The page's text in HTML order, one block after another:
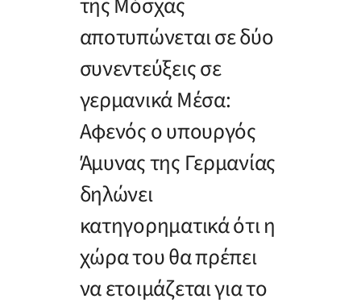
αποτυπώνεται σε δύο
συνεντεύξεις σε
γερμανικά Μέσα:
Αφενός ο υπουργός
Άμυνας της Γερμανίας
δηλώνει
κατηγορηματικά ότι η
χώρα του θα πρέπει
να ετοιμάζεται για το